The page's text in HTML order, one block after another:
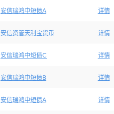
安信瑞鸿中短债A 详情
安信资管天利宝货币 详情
安信瑞鸿中短债C 详情
安信瑞鸿中短债B 详情
安信瑞鸿中短债A 详情